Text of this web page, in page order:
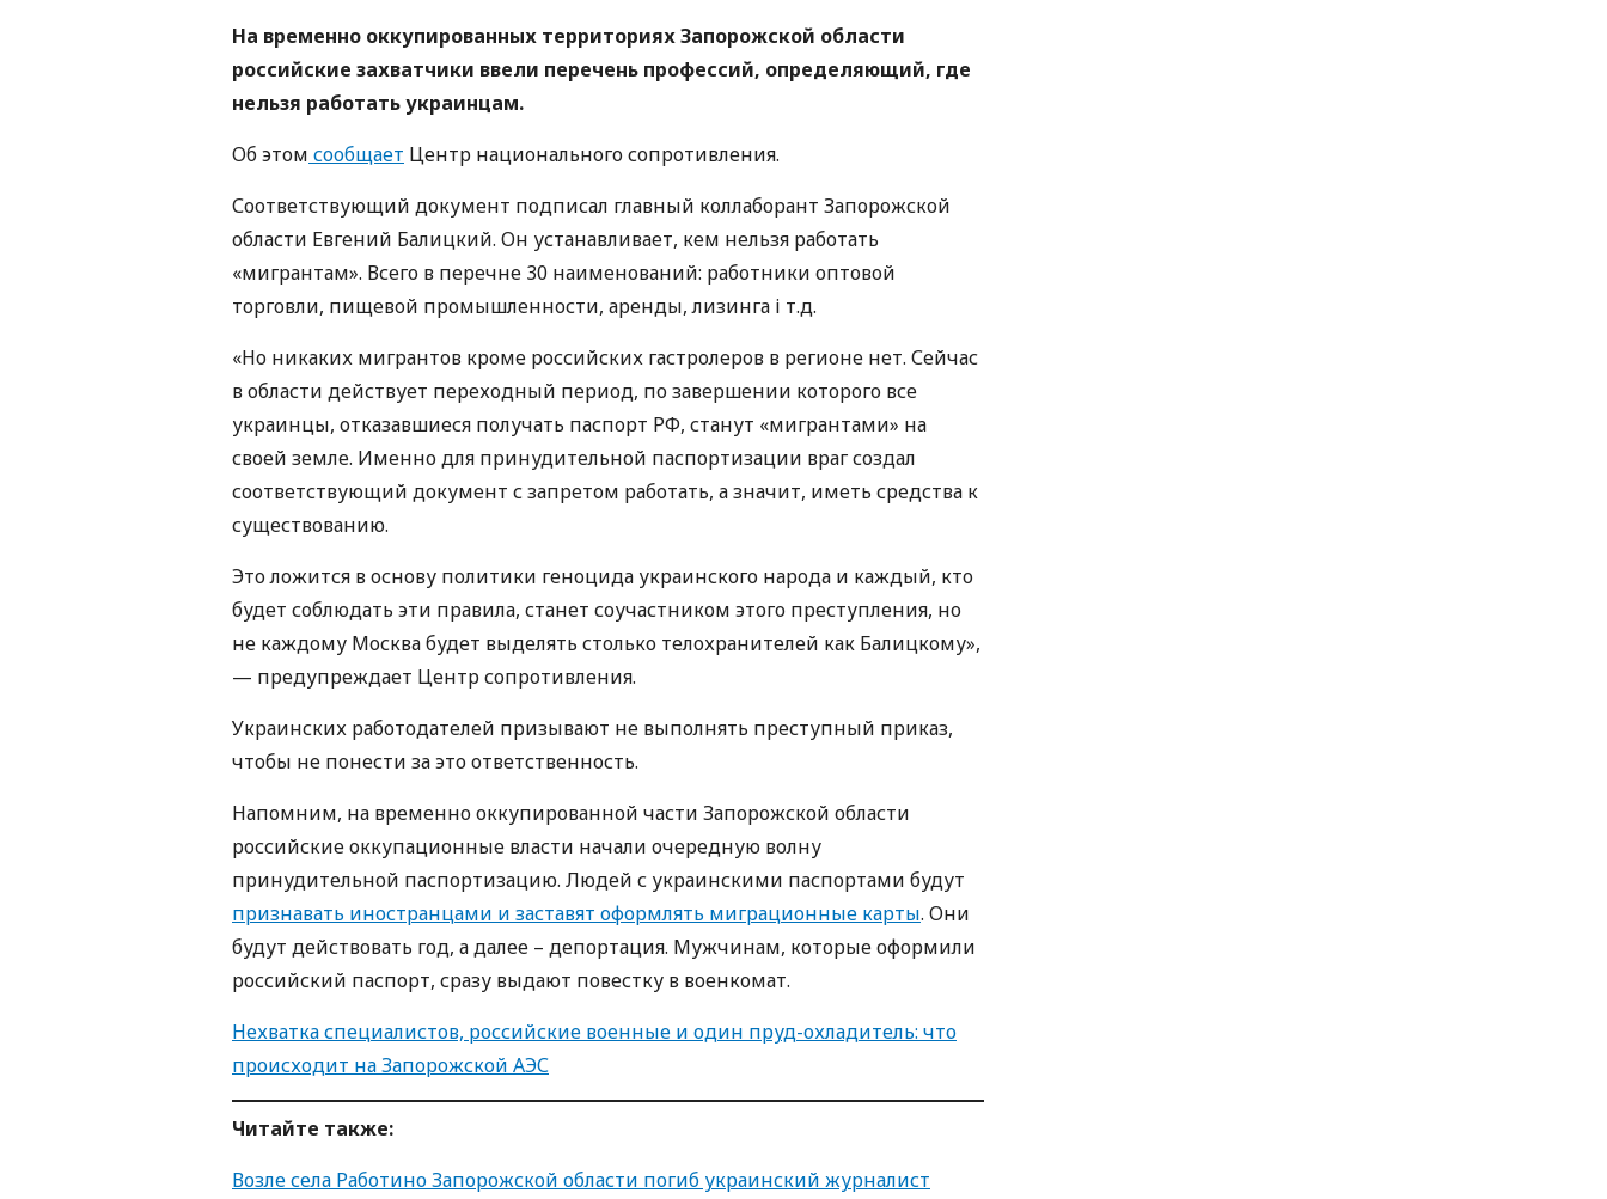
На временно оккупированных территориях Запорожской области
российские захватчики ввели перечень профессий, определяющий, где
нельзя работать украинцам.
Об этом сообщает Центр национального сопротивления.
Соответствующий документ подписал главный коллаборант Запорожской
области Евгений Балицкий. Он устанавливает, кем нельзя работать
«мигрантам». Всего в перечне 30 наименований: работники оптовой
торговли, пищевой промышленности, аренды, лизинга і т.д.
«Но никаких мигрантов кроме российских гастролеров в регионе нет. Сейчас
в области действует переходный период, по завершении которого все
украинцы, отказавшиеся получать паспорт РФ, станут «мигрантами» на
своей земле. Именно для принудительной паспортизации враг создал
соответствующий документ с запретом работать, а значит, иметь средства к
существованию.
Это ложится в основу политики геноцида украинского народа и каждый, кто
будет соблюдать эти правила, станет соучастником этого преступления, но
не каждому Москва будет выделять столько телохранителей как Балицкому»,
— предупреждает Центр сопротивления.
Украинских работодателей призывают не выполнять преступный приказ,
чтобы не понести за это ответственность.
Напомним, на временно оккупированной части Запорожской области
российские оккупационные власти начали очередную волну
принудительной паспортизацию. Людей с украинскими паспортами будут
признавать иностранцами и заставят оформлять миграционные карты. Они
будут действовать год, а далее – депортация. Мужчинам, которые оформили
российский паспорт, сразу выдают повестку в военкомат.
Нехватка специалистов, российские военные и один пруд-охладитель: что
происходит на Запорожской АЭС
Читайте также:
Возле села Работино Запорожской области погиб украинский журналист